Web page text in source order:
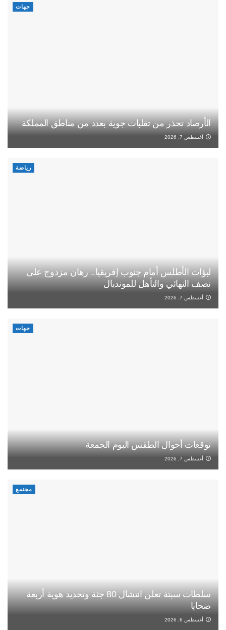
جهات
الأرصاد تحذر من تقلبات جوية بعدد من مناطق المملكة
أغسطس 7, 2026
رياضة
لبؤات الأطلس أمام جنوب إفريقيا.. رهان مزدوج على
نصف النهائي والتأهل للمونديال
أغسطس 7, 2026
جهات
توقعات أحوال الطقس اليوم الجمعة
أغسطس 7, 2026
مجتمع
سلطات سبتة تعلن انتشال 80 جثة وتحديد هوية أربعة
ضحايا
أغسطس 6, 2026